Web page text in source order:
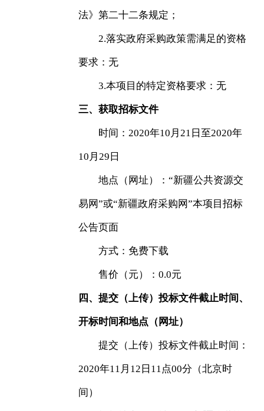
法》第二十二条规定；
2.落实政府采购政策需满足的资格
要求：无
3.本项目的特定资格要求：无
三、获取招标文件
时间：2020年10月21日至2020年
10月29日
地点（网址）：“新疆公共资源交
易网”或“新疆政府采购网”本项目招标
公告页面
方式：免费下载
售价（元）：0.0元
四、提交（上传）投标文件截止时间、
开标时间和地点（网址）
提交（上传）投标文件截止时间：
2020年11月12日11点00分（北京时
间）